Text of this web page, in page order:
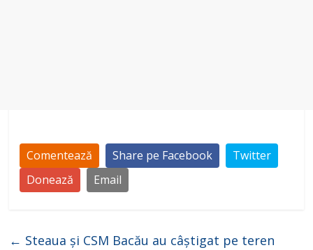
Comentează Share pe Facebook
Twitter
Donează
Email
← Steaua și CSM Bacău au câștigat pe teren